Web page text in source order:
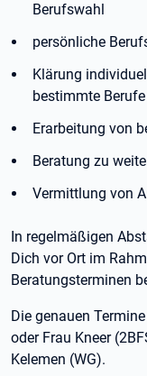
Berufswahl
persönliche
Klärung
bestimmte Berufe
Erarbeitung von
Beratung zu
Vermittlung von
In regelmäßigen
Dich vor Ort im
Beratungsterminen
Die genauen
oder Frau Kneer
Kelemen (WG).